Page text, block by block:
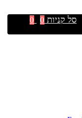
סל קניות 0
0